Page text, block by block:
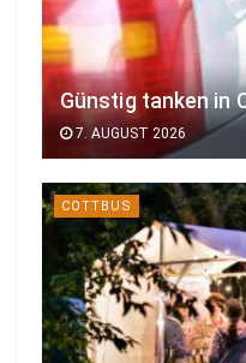
Günstig tanken in
7. AUGUST 2026
COTTBUS